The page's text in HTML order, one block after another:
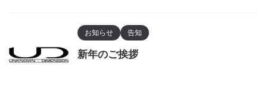
お知らせ 告知
新年のご挨拶